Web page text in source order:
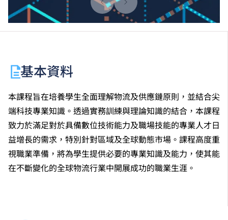
基本資料
本課程旨在培養學生全面理解物流及供應鏈原則，並結合尖
端科技專業知識。透過實務訓練與理論知識的結合，本課程
致力於滿足對於具備數位技術能力及職場技能的專業人才日
益增長的需求，特別針對區域及全球動態市場。課程高度重
視職業準備，將為學生提供必要的專業知識及能力，使其能
在不斷變化的全球物流行業中開展成功的職業生涯。